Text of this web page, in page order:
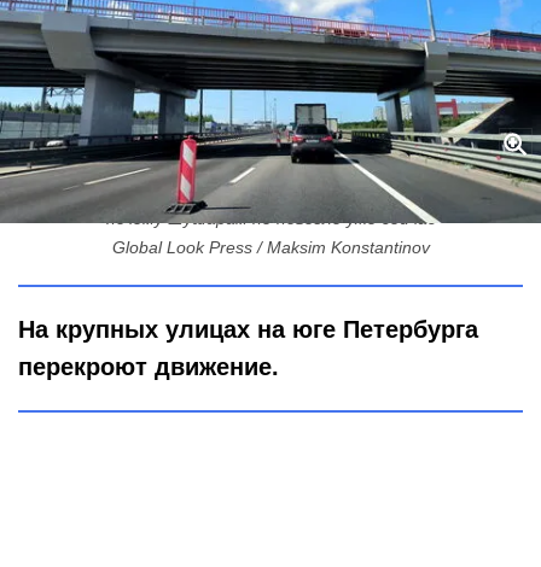
ПМЭФ близко: зачем на КАД перекрывают площадки отдыха и
почему Шушарам не повезло уже сейчас
Global Look Press / Maksim Konstantinov
На крупных улицах на юге Петербурга
перекроют движение.